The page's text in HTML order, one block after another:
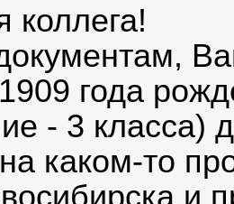
коллега!
года
- 3 класса)
каком-то
и